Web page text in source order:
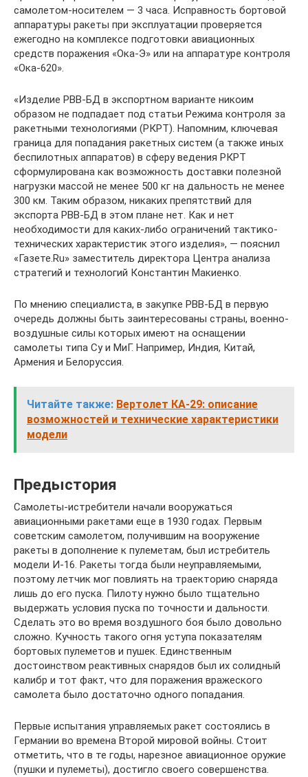
самолетом-носителем — 3 часа. Исправность бортовой
аппаратуры ракеты при эксплуатации проверяется
ежегодно на комплексе подготовки авиационных
средств поражения «Ока-Э» или на аппаратуре контроля
«Ока-620».
«Изделие РВВ-БД в экспортном варианте никоим
образом не подпадает под статьи Режима контроля за
ракетными технологиями (РКРТ). Напомним, ключевая
граница для попадания ракетных систем (а также иных
беспилотных аппаратов) в сферу ведения РКРТ
сформулирована как возможность доставки полезной
нагрузки массой не менее 500 кг на дальность не менее
300 км. Таким образом, никаких препятствий для
экспорта РВВ-БД в этом плане нет. Как и нет
необходимости для каких-либо ограничений тактико-
технических характеристик этого изделия», — пояснил
«Газете.Ru» заместитель директора Центра анализа
стратегий и технологий Константин Макиенко.
По мнению специалиста, в закупке РВВ-БД в первую
очередь должны быть заинтересованы страны, военно-
воздушные силы которых имеют на оснащении
самолеты типа Су и МиГ. Например, Индия, Китай,
Армения и Белоруссия.
Читайте также: Вертолет КА-29: описание
возможностей и технические характеристики
модели
Предыстория
Самолеты-истребители начали вооружаться
авиационными ракетами еще в 1930 годах. Первым
советским самолетом, получившим на вооружение
ракеты в дополнение к пулеметам, был истребитель
модели И-16. Ракеты тогда были неуправляемыми,
поэтому летчик мог повлиять на траекторию снаряда
лишь до его пуска. Пилоту нужно было тщательно
выдержать условия пуска по точности и дальности.
Сделать это во время воздушного боя было довольно
сложно. Кучность такого огня уступа показателям
бортовых пулеметов и пушек. Единственным
достоинством реактивных снарядов был их солидный
калибр и тот факт, что для поражения вражеского
самолета было достаточно одного попадания.
Первые испытания управляемых ракет состоялись в
Германии во времена Второй мировой войны. Стоит
отметить, что в те годы, нарезное авиационное оружие
(пушки и пулеметы), достигло своего совершенства.